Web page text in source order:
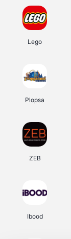
Lego
Plopsa
ZEB
Ibood